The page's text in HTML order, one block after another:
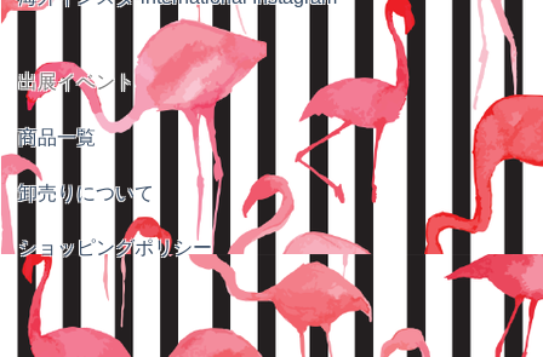
出展イベント
商品一覧
卸売りについて
ショッピングポリシー